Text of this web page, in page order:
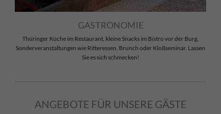
GASTRONOMIE
Thüringer Küche im Restaurant, kleine Snacks im Bistro vor der Burg,
Sonderveranstaltungen wie Ritteressen, Brunch oder Kloßseminar. Lassen
Sie es sich schmecken!
ANGEBOTE FÜR UNSERE GÄSTE